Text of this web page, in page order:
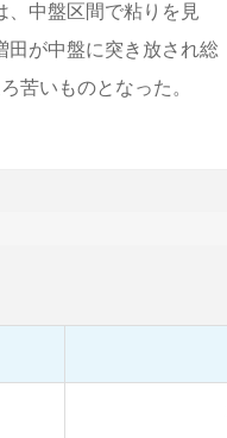
、中盤区間で粘りを見
田が中盤に突き放され総
苦いものとなった。